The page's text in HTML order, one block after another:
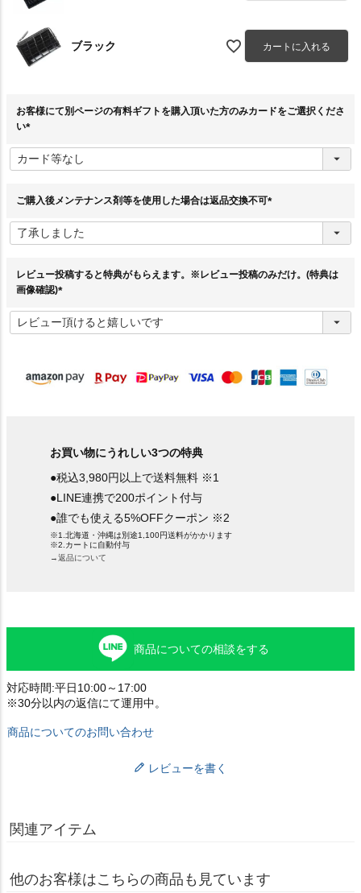
ブラック カートに入れる
お客様にて別ページの有料ギフトを購入頂いた方のみカードをご選択くださ
い
必
須
ご購入後メンテナンス剤等を使用した場合は返品交換不可
須
レビュー投稿すると特典がもらえます。※レビュー投稿のみだけ。(特典は
画像確認)
必
須
お買い物にうれしい3つの特典
●税込3,980円以上で送料無料 ※1
●LINE連携で200ポイント付与
●誰でも使える5%OFFクーポン ※2
※1.北海道・沖縄は別途1,100円送料がかかります
※2.カートに自動付与
→返品について
商品についての相談をする
対応時間:平日10:00～17:00
※30分以内の返信にて運用中。
商品についてのお問い合わせ
レビューを書く
関連アイテム
他のお客様はこちらの商品も見ています